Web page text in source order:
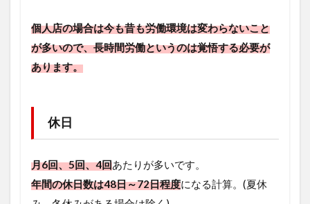
個人店の場合は今も昔も労働環境は変わらないこと
が多いので、長時間労働というのは覚悟する必要が
あります。
休日
月6回、5回、4回あたりが多いです。
年間の休日数は48日～72日程度になる計算。(夏休